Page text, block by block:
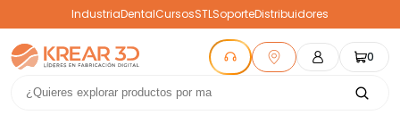
IndustriaDentalCursosSTLSoporteDistribuidores
0